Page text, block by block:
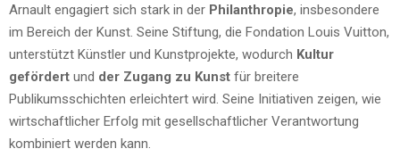
Arnault engagiert sich stark in der Philanthropie, insbesondere
im Bereich der Kunst. Seine Stiftung, die Fondation Louis Vuitton,
unterstützt Künstler und Kunstprojekte, wodurch Kultur
gefördert und der Zugang zu Kunst für breitere
Publikumsschichten erleichtert wird. Seine Initiativen zeigen, wie
wirtschaftlicher Erfolg mit gesellschaftlicher Verantwortung
kombiniert werden kann.